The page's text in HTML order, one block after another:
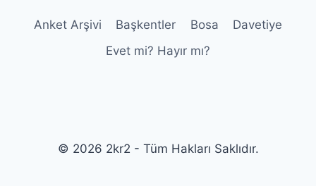
Anket Arşivi Başkentler Bosa
Davetiye
Evet mi? Hayır mı?
© 2026 2kr2 - Tüm Hakları Saklıdır.